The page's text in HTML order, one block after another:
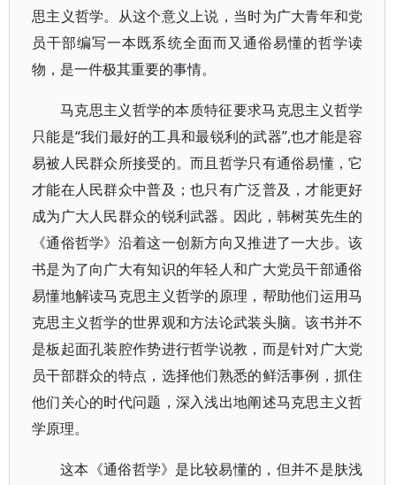
思主义哲学。从这个意义上说，当时为广大青年和党
员干部编写一本既系统全面而又通俗易懂的哲学读
物，是一件极其重要的事情。
马克思主义哲学的本质特征要求马克思主义哲学
只能是“我们最好的工具和最锐利的武器”,也才能是容
易被人民群众所接受的。而且哲学只有通俗易懂，它
才能在人民群众中普及；也只有广泛普及，才能更好
成为广大人民群众的锐利武器。因此，韩树英先生的
《通俗哲学》沿着这一创新方向又推进了一大步。该
书是为了向广大有知识的年轻人和广大党员干部通俗
易懂地解读马克思主义哲学的原理，帮助他们运用马
克思主义哲学的世界观和方法论武装头脑。该书并不
是板起面孔装腔作势进行哲学说教，而是针对广大党
员干部群众的特点，选择他们熟悉的鲜活事例，抓住
他们关心的时代问题，深入浅出地阐述马克思主义哲
学原理。
这本《通俗哲学》是比较易懂的，但并不是肤浅